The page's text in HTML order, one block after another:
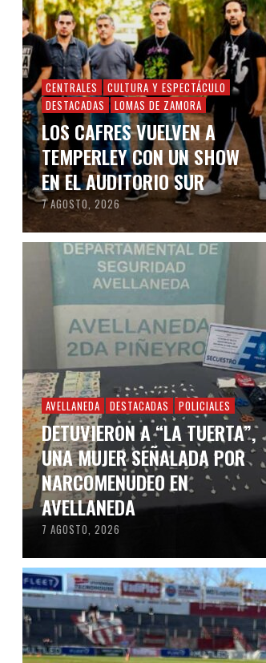
CENTRALES
CULTURA Y ESPECTÁCULO
DESTACADAS
LOMAS DE ZAMORA
LOS CAFRES VUELVEN A
TEMPERLEY CON UN SHOW
EN EL AUDITORIO SUR
7 AGOSTO, 2026
AVELLANEDA DESTACADAS POLICIALES
DETUVIERON A “LA TUERTA”,
UNA MUJER SEÑALADA POR
NARCOMENUDEO EN
AVELLANEDA
7 AGOSTO, 2026